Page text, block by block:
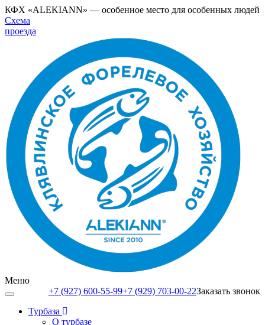
КФХ «ALEKIANN» — особенное место для особенных людей
Схема
проезда
Меню
Заказать звонок
+7 (927) 600-55-99+7 (929) 703-00-22
Турбаза
О турбазе